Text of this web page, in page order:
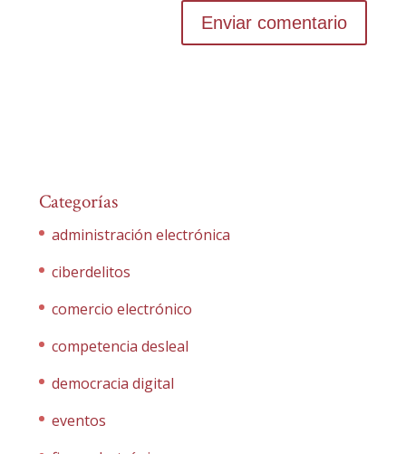
Categorías
administración electrónica
ciberdelitos
comercio electrónico
competencia desleal
democracia digital
eventos